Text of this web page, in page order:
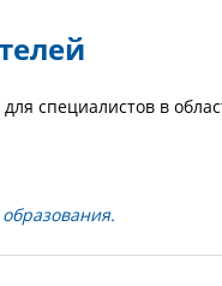
специалистов в